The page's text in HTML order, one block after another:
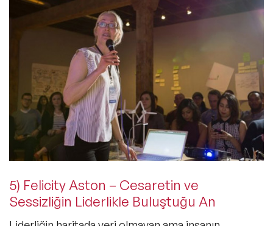
5) Felicity Aston – Cesaretin ve
Sessizliğin Liderlikle Buluştuğu An